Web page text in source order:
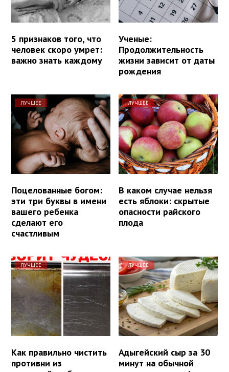
5 признаков того, что
человек скоро умрет:
важно знать каждому
Ученые:
Продолжительность
жизни зависит от даты
рождения
ЛУЧШЕЕ
Поцелованные богом:
эти три буквы в имени
вашего ребенка
сделают его
счастливым
ЛУЧШЕЕ
В каком случае нельзя
есть яблоки: скрытые
опасности райского
плода
ЛУЧШЕЕ
Как правильно чистить
противни из
ЛУЧШЕЕ
Адыгейский сыр за 30
минут на обычной